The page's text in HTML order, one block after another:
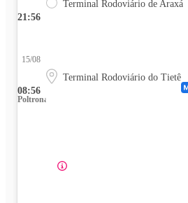
21:56
Terminal Rodoviário de Araxá
08:56
15/08
Terminal Rodoviário do Tietê
Poltrona